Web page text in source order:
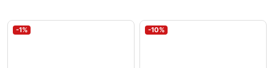
-1% -10%